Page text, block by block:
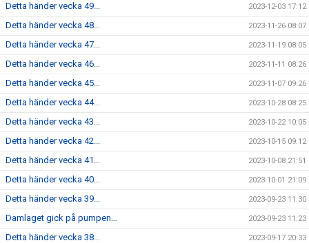
Detta händer vecka 49... 2023-12-03 17:12
Detta händer vecka 48... 2023-11-26 08:07
Detta händer vecka 47... 2023-11-19 08:05
Detta händer vecka 46... 2023-11-11 08:26
Detta händer vecka 45... 2023-11-07 09:26
Detta händer vecka 44... 2023-10-28 08:25
Detta händer vecka 43... 2023-10-22 10:05
Detta händer vecka 42... 2023-10-15 09:12
Detta händer vecka 41... 2023-10-08 21:51
Detta händer vecka 40... 2023-10-01 21:09
Detta händer vecka 39... 2023-09-23 11:30
Damlaget gick på pumpen… 2023-09-23 11:23
Detta händer vecka 38... 2023-09-17 20:33